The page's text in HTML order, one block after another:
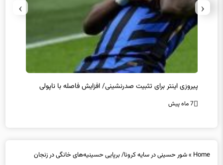
پیروزی اینتر برای تثبیت صدرنشینی/ افزایش فاصله با ناپولی
7 ماه پیش
‹
›
Home
»شور حسینی در سایه کرونا/ برپایی حسینیه‌های خانگی در زنجان